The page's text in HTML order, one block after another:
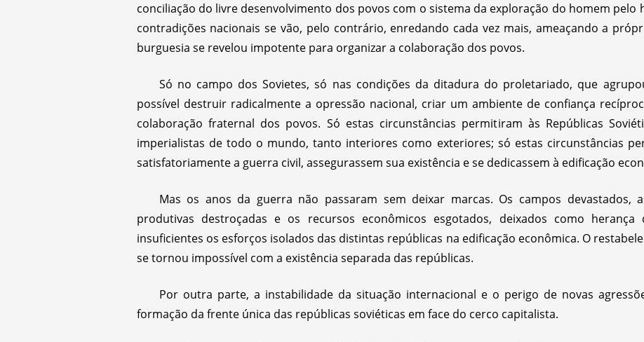
conciliação do livre desenvolvimento dos povos com o sistema da exploração do homem pelo
contradições nacionais se vão, pelo contrário, enredando cada vez mais, ameaçando a
burguesia se revelou impotente para organizar a colaboração dos povos.
Só no campo dos Sovietes, só nas condições da ditadura do proletariado, que
possível destruir radicalmente a opressão nacional, criar um ambiente de confiança
colaboração fraternal dos povos. Só estas circunstâncias permitiram às Repúblicas
imperialistas de todo o mundo, tanto interiores como exteriores; só estas circunstâncias
satisfatoriamente a guerra civil, assegurassem sua existência e se dedicassem à edificação
Mas os anos da guerra não passaram sem deixar marcas. Os campos devastados,
produtivas destroçadas e os recursos econômicos esgotados, deixados como
insuficientes os esforços isolados das distintas repúblicas na edificação econômica. O
se tornou impossível com a existência separada das repúblicas.
Por outra parte, a instabilidade da situação internacional e o perigo de novas
formação da frente única das repúblicas soviéticas em face do cerco capitalista.